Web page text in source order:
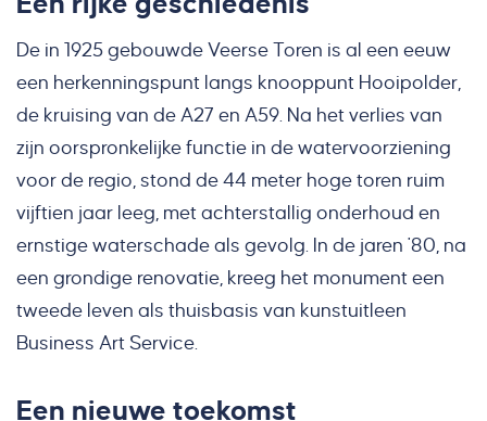
De in 1925 gebouwde Veerse Toren is al een eeuw
een herkenningspunt langs knooppunt Hooipolder,
de kruising van de A27 en A59. Na het verlies van
zijn oorspronkelijke functie in de watervoorziening
voor de regio, stond de 44 meter hoge toren ruim
vijftien jaar leeg, met achterstallig onderhoud en
ernstige waterschade als gevolg. In de jaren '80, na
een grondige renovatie, kreeg het monument een
tweede leven als thuisbasis van kunstuitleen
Business Art Service.
Een nieuwe toekomst